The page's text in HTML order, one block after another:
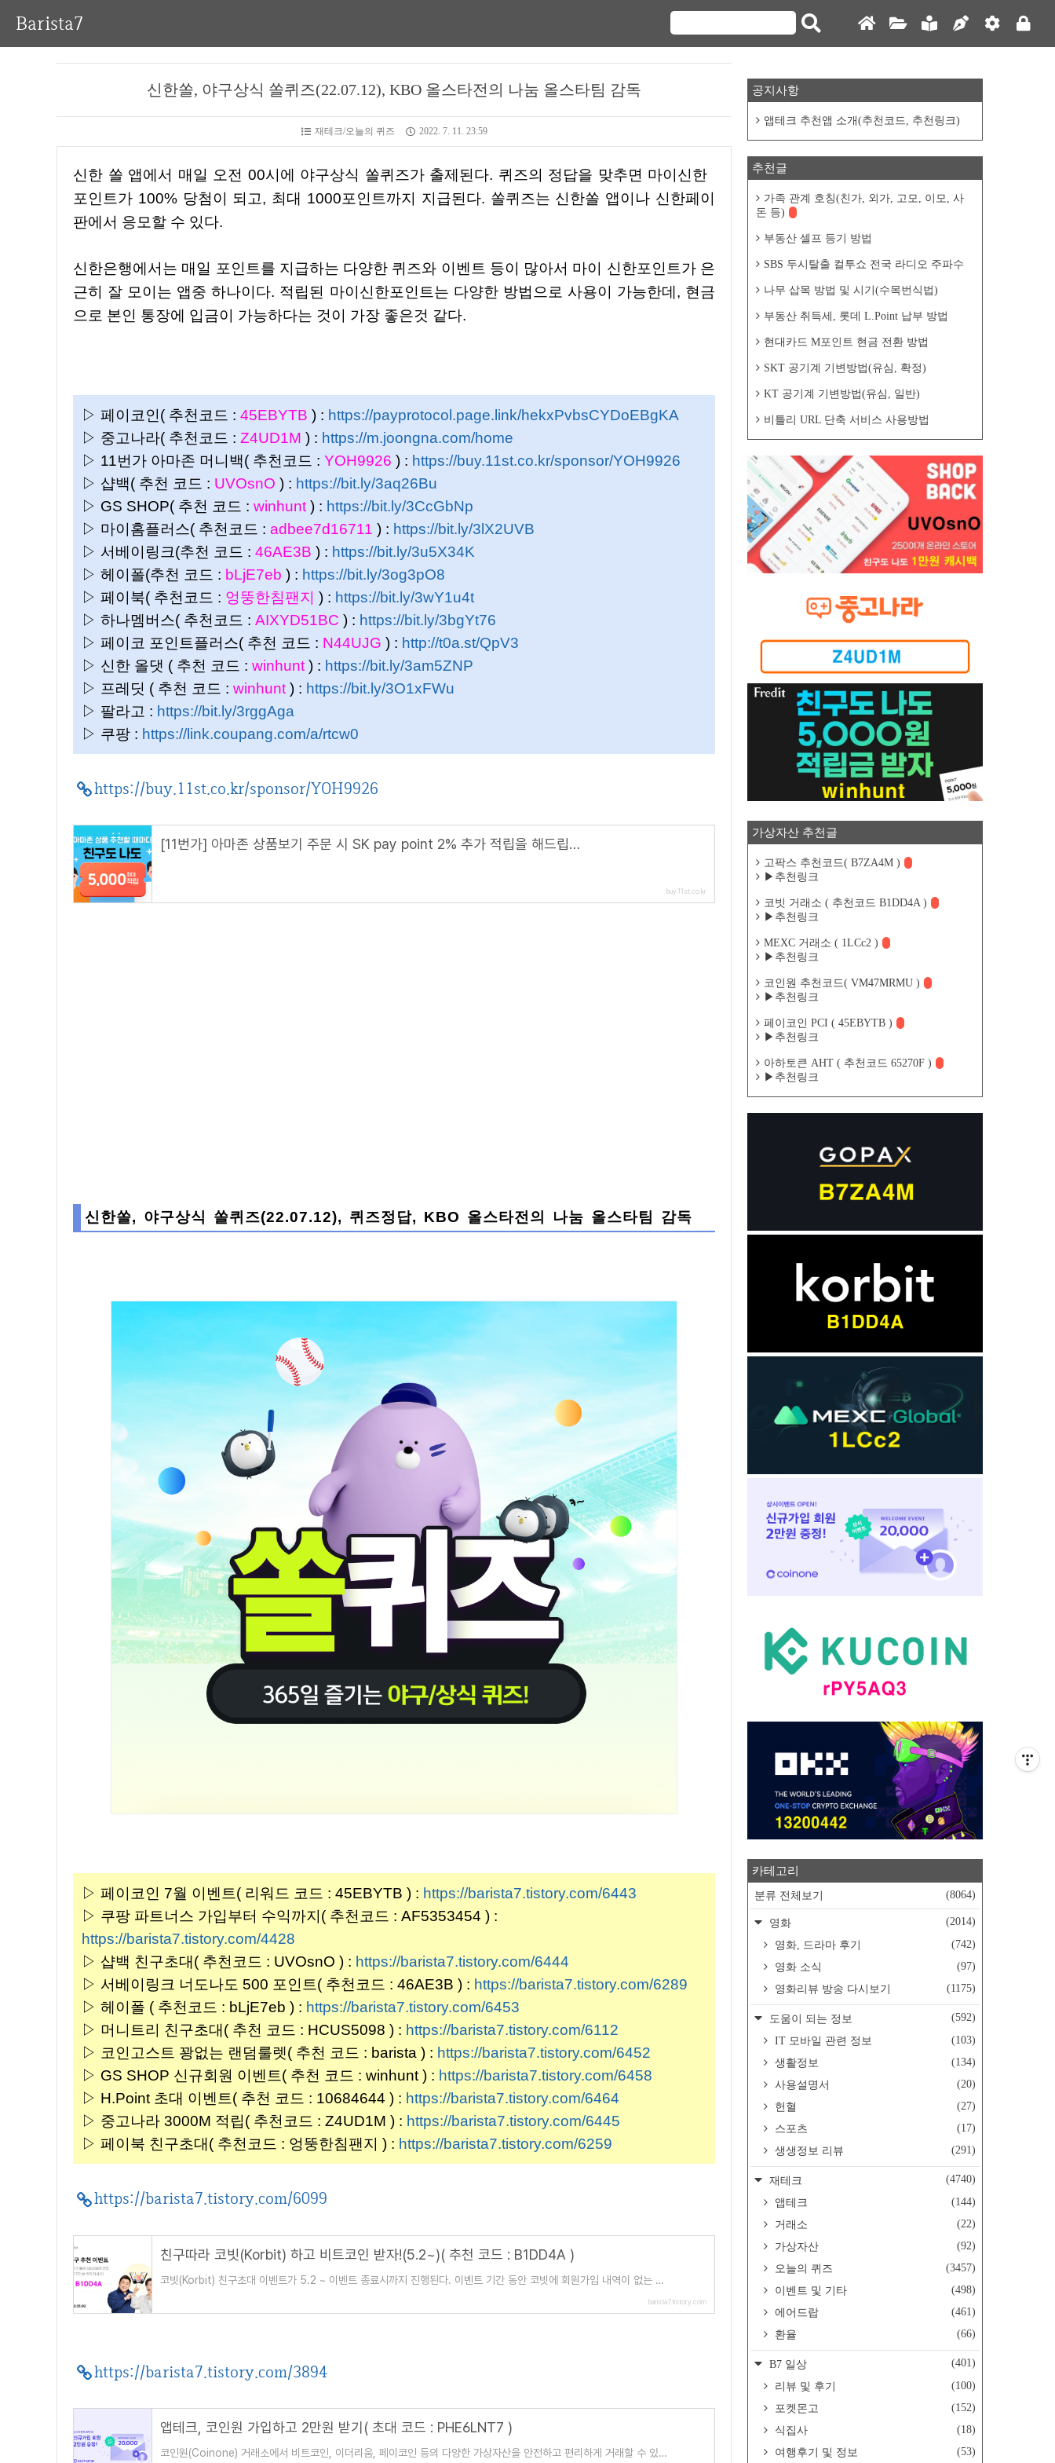
Barista7
신한쏠, 야구상식 쏠퀴즈(22.07.12), KBO 올스타전의 나눔 올스타팀 감독
재테크/오늘의 퀴즈 2022. 7. 11. 23:59
신한 쏠 앱에서 매일 오전 00시에 야구상식 쏠퀴즈가 출제된다. 퀴즈의 정답을 맞추면 마이신한
포인트가 100% 당첨이 되고, 최대 1000포인트까지 지급된다. 쏠퀴즈는 신한쏠 앱이나 신한페이
판에서 응모할 수 있다.
신한은행에서는 매일 포인트를 지급하는 다양한 퀴즈와 이벤트 등이 많아서 마이 신한포인트가 은
근히 잘 모이는 앱중 하나이다. 적립된 마이신한포인트는 다양한 방법으로 사용이 가능한데, 현금
으로 본인 통장에 입금이 가능하다는 것이 가장 좋은것 같다.
▷ 페이코인( 추천코드 : 45EBYTB ) : https://payprotocol.page.link/hekxPvbsCYDoEBgKA
▷ 중고나라( 추천코드 : Z4UD1M ) : https://m.joongna.com/home
▷ 11번가 아마존 머니백( 추천코드 : YOH9926 ) : https://buy.11st.co.kr/sponsor/YOH9926
▷ 샵백( 추천 코드 : UVOsnO ) : https://bit.ly/3aq26Bu
▷ GS SHOP( 추천 코드 : winhunt ) : https://bit.ly/3CcGbNp
▷ 마이홈플러스( 추천코드 : adbee7d16711 ) : https://bit.ly/3lX2UVB
▷ 서베이링크(추천 코드 : 46AE3B ) : https://bit.ly/3u5X34K
▷ 헤이폴(추천 코드 : bLjE7eb ) : https://bit.ly/3og3pO8
▷ 페이북( 추천코드 : 엉뚱한침팬지 ) : https://bit.ly/3wY1u4t
▷ 하나멤버스( 추천코드 : AIXYD51BC ) : https://bit.ly/3bgYt76
▷ 페이코 포인트플러스( 추천 코드 : N44UJG ) : http://t0a.st/QpV3
▷ 신한 올댓 ( 추천 코드 : winhunt ) : https://bit.ly/3am5ZNP
▷ 프레딧 ( 추천 코드 : winhunt ) : https://bit.ly/3O1xFWu
▷ 팔라고 : https://bit.ly/3rggAga
▷ 쿠팡 : https://link.coupang.com/a/rtcw0
https://buy.11st.co.kr/sponsor/YOH9926
[11번가] 아마존 상품보기 주문 시 SK pay point 2% 추가 적립을 해드립니다. (해당 링크 접속 시)
buy.11st.co.kr
신한쏠, 야구상식 쏠퀴즈(22.07.12), 퀴즈정답, KBO 올스타전의 나눔 올스타팀 감독
▷ 페이코인 7월 이벤트( 리워드 코드 : 45EBYTB ) : https://barista7.tistory.com/6443
▷ 쿠팡 파트너스 가입부터 수익까지( 추천코드 : AF5353454 ) :
https://barista7.tistory.com/4428
▷ 샵백 친구초대( 추천코드 : UVOsnO ) : https://barista7.tistory.com/6444
▷ 서베이링크 너도나도 500 포인트( 추천코드 : 46AE3B ) : https://barista7.tistory.com/6289
▷ 헤이폴 ( 추천코드 : bLjE7eb ) : https://barista7.tistory.com/6453
▷ 머니트리 친구초대( 추천 코드 : HCUS5098 ) : https://barista7.tistory.com/6112
▷ 코인고스트 꽝없는 랜덤룰렛( 추천 코드 : barista ) : https://barista7.tistory.com/6452
▷ GS SHOP 신규회원 이벤트( 추천 코드 : winhunt ) : https://barista7.tistory.com/6458
▷ H.Point 초대 이벤트( 추천 코드 : 10684644 ) : https://barista7.tistory.com/6464
▷ 중고나라 3000M 적립( 추천코드 : Z4UD1M ) : https://barista7.tistory.com/6445
▷ 페이북 친구초대( 추천코드 : 엉뚱한침팬지 ) : https://barista7.tistory.com/6259
https://barista7.tistory.com/6099
친구따라 코빗(Korbit) 하고 비트코인 받자!(5.2~)( 추천 코드 : B1DD4A )
코빗(Korbit) 친구초대 이벤트가 5.2 ~ 이벤트 종료시까지 진행된다. 이벤트 기간 동안 코빗에 회원가입 내역이 없는 신
barista7.tistory.com
https://barista7.tistory.com/3894
앱테크, 코인원 가입하고 2만원 받기( 초대 코드 : PHE6LNT7 )
코인원(Coinone) 거래소에서 비트코인, 이더리움, 페이코인 등의 다양한 가상자산을 안전하고 편리하게 거래할 수 있
공지사항
앱테크 추천앱 소개(추천코드, 추천링크)
추천글
가족 관계 호칭(친가, 외가, 고모, 이모, 사
돈 등)
부동산 셀프 등기 방법
SBS 두시탈출 컬투쇼 전국 라디오 주파수
나무 삽목 방법 및 시기(수목번식법)
부동산 취득세, 롯데 L.Point 납부 방법
현대카드 M포인트 현금 전환 방법
SKT 공기계 기변방법(유심, 확정)
KT 공기계 기변방법(유심, 일반)
비틀리 URL 단축 서비스 사용방법
가상자산 추천글
고팍스 추천코드( B7ZA4M )
▶추천링크
코빗 거래소 ( 추천코드 B1DD4A )
▶추천링크
MEXC 거래소 ( 1LCc2 )
▶추천링크
코인원 추천코드( VM47MRMU )
▶추천링크
페이코인 PCI ( 45EBYTB )
▶추천링크
아하토큰 AHT ( 추천코드 65270F )
▶추천링크
카테고리
분류 전체보기 (8064)
영화
(2014)
영화, 드라마 후기
(742)
영화 소식
(97)
영화리뷰 방송 다시보기
(1175)
도움이 되는 정보
(592)
IT 모바일 관련 정보
(103)
생활정보
(134)
사용설명서
(20)
헌혈
(27)
스포츠
(17)
생생정보 리뷰
(291)
재테크
(4740)
앱테크
(144)
거래소
(22)
가상자산
(92)
오늘의 퀴즈
(3457)
이벤트 및 기타
(498)
에어드랍
(461)
환율
(66)
B7 일상
(401)
리뷰 및 후기
(100)
포켓몬고
(152)
식집사
(18)
여행후기 및 정보
(53)